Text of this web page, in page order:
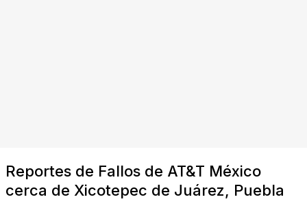
Reportes de Fallos de AT&T México
cerca de Xicotepec de Juárez, Puebla